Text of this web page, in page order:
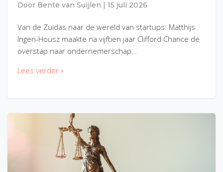
Door Bente van Suijlen 15 juli 2026
Van de Zuidas naar de wereld van startups: Matthijs
Ingen-Housz maakte na vijftien jaar Clifford Chance de
overstap naar ondernemerschap…
Lees verder »